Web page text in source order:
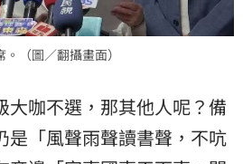
（圖／翻攝畫面）
大咖不選，那其他人呢？備
是「風聲雨聲讀書聲，不吭